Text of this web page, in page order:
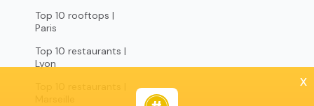
Top 10 rooftops |
Paris
Top 10 restaurants |
Lyon
x